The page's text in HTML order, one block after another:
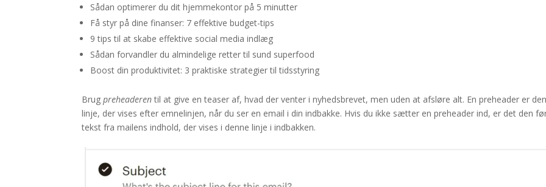
Sådan optimerer du dit hjemmekontor på 5 minutter
Få styr på dine finanser: 7 effektive budget-tips
9 tips til at skabe effektive social media indlæg
Sådan forvandler du almindelige retter til sund superfood
Boost din produktivitet: 3 praktiske strategier til tidsstyring
Brugpreheaderentil at give en teaser af, hvad der venter i nyhedsbrevet, men uden at afsløre alt. En preheader er
linje, der vises efter emnelinjen, når du ser en email i din indbakke. Hvis du ikke sætter en preheader ind, er det den
tekst fra mailens indhold, der vises i denne linje i indbakken.